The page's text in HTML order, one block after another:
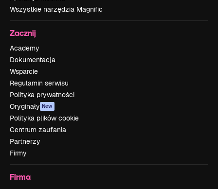
Wszystkie narzędzia Magnific
Zacznij
Academy
Dokumentacja
Wsparcie
Regulamin serwisu
Polityka prywatności
Oryginały New
Polityka plików cookie
Centrum zaufania
Partnerzy
Firmy
Firma